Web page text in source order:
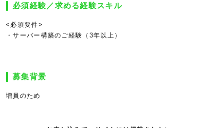
必須経験／求める経験スキル
<必須要件>
・サーバー構築のご経験（3年以上）
募集背景
増員のため